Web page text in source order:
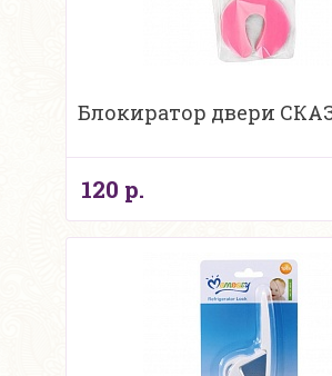
Блокиратор двери
120 р.